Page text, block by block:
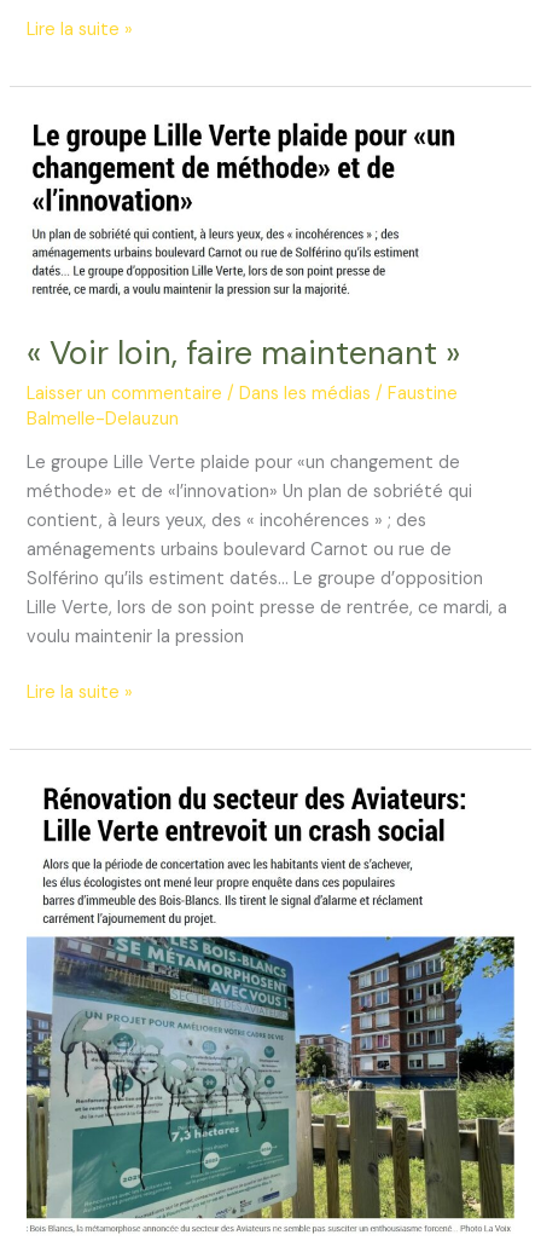
Retour
le
de
mi-
mandat
Lire la suite »
« Voir loin, faire maintenant »
Laisser un commentaire /Dans les médias /Faustine
Balmelle-Delauzun
Le groupe Lille Verte plaide pour «un changement de
méthode» et de «l’innovation» Un plan de sobriété qui
contient, à leurs yeux, des « incohérences » ; des
aménagements urbains boulevard Carnot ou rue de
Solférino qu’ils estiment datés… Le groupe d’opposition
Lille Verte, lors de son point presse de rentrée, ce mardi, a
voulu maintenir la pression
« Voir
faire
Lire la suite »